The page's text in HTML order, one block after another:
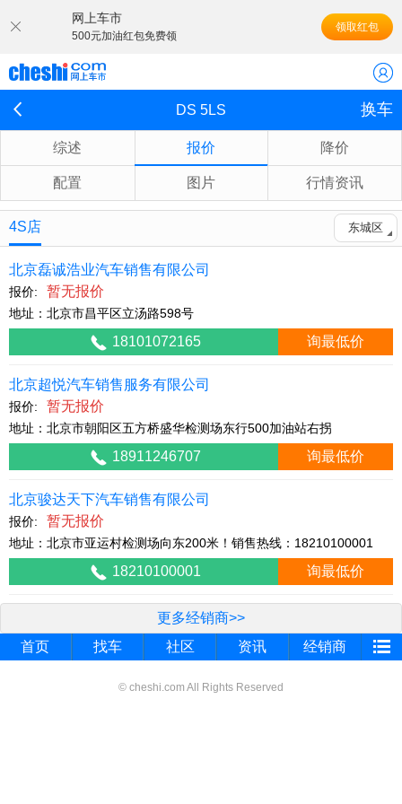
网上车市
500元加油红包免费领
领取红包
DS 5LS 换车
综述 报价 降价
配置 图片 行情资讯
4S店 东城区
北京磊诚浩业汽车销售有限公司
报价: 暂无报价
地址：北京市昌平区立汤路598号
18101072165 询最低价
北京超悦汽车销售服务有限公司
报价: 暂无报价
地址：北京市朝阳区五方桥盛华检测场东行500加油站右拐
18911246707 询最低价
北京骏达天下汽车销售有限公司
报价: 暂无报价
地址：北京市亚运村检测场向东200米！销售热线：18210100001
18210100001 询最低价
更多经销商>>
首页
找车 社区 资讯 经销商
© cheshi.com All Rights Reserved